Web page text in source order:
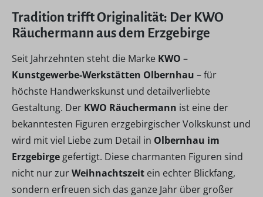
Tradition trifft Originalität: Der KWO
Räuchermann aus dem Erzgebirge
Seit Jahrzehnten steht die Marke KWO –
Kunstgewerbe-Werkstätten Olbernhau – für
höchste Handwerkskunst und detailverliebte
Gestaltung. Der KWO Räuchermann ist eine der
bekanntesten Figuren erzgebirgischer Volkskunst und
wird mit viel Liebe zum Detail in Olbernhau im
Erzgebirge gefertigt. Diese charmanten Figuren sind
nicht nur zurWeihnachtszeit ein echter Blickfang,
sondern erfreuen sich das ganze Jahr über großer